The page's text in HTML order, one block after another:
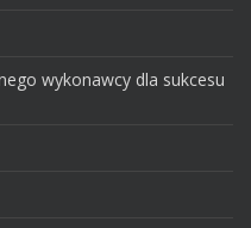
wykonawcy dla sukcesu